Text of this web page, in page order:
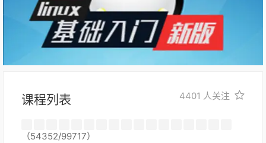
课程列表 4401 人关注
（54352/99717）